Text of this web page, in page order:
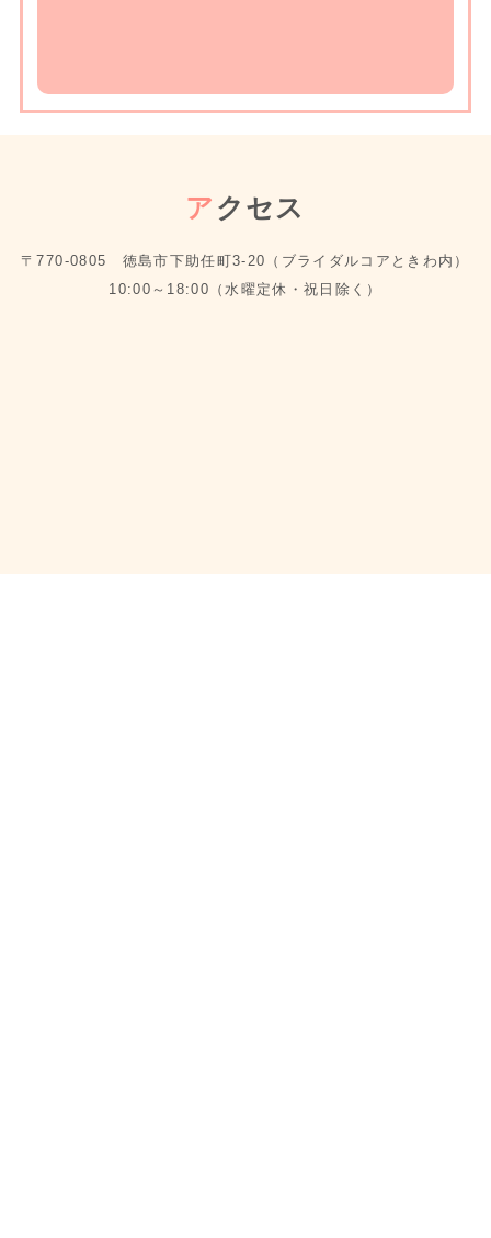
ア クセス
〒770-0805 徳島市下助任町3-20（ブライダルコアときわ内）
10:00～18:00（水曜定休・祝日除く）